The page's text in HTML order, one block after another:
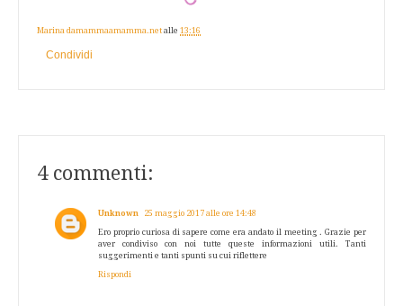
Marina damammaamamma.net alle 13:16
Condividi
4 commenti:
Unknown 25 maggio 2017 alle ore 14:48
Ero proprio curiosa di sapere come era andato il meeting . Grazie per
aver condiviso con noi tutte queste informazioni utili. Tanti
suggerimenti e tanti spunti su cui riflettere
Rispondi